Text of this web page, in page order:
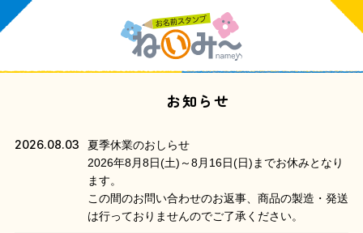
お知らせ
2026.08.03
夏季休業のおしらせ
2026年8月8日(土)～8月16日(日)までお休みとなり
ます。
この間のお問い合わせのお返事、商品の製造・発送
は行っておりませんのでご了承ください。